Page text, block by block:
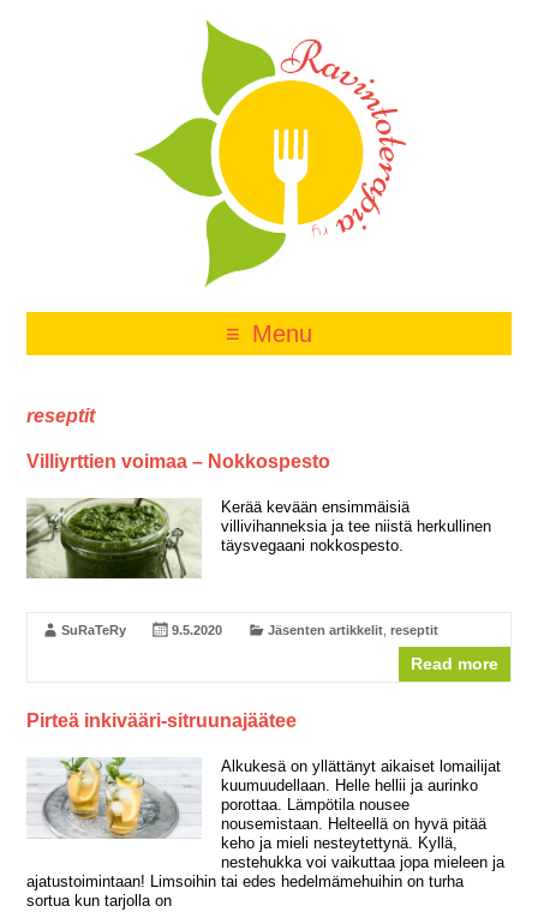
Menu
reseptit
Villiyrttien voimaa – Nokkospesto
Kerää kevään ensimmäisiä
villivihanneksia ja tee niistä herkullinen
täysvegaani nokkospesto.
SuRaTeRy 9.5.2020 Jäsenten artikkelit ,reseptit
Read more
Pirteä inkivääri-sitruunajäätee
Alkukesä on yllättänyt aikaiset lomailijat
kuumuudellaan. Helle hellii ja aurinko
porottaa. Lämpötila nousee
nousemistaan. Helteellä on hyvä pitää
keho ja mieli nesteytettynä. Kyllä,
nestehukka voi vaikuttaa jopa mieleen ja
ajatustoimintaan! Limsoihin tai edes hedelmämehuihin on turha
sortua kun tarjolla on